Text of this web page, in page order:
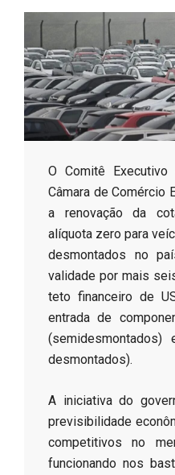
s
o
B
​O Comitê
Câmara de Comércio
a renovação da
alíquota zero para
desmontados no
validade por mais
teto financeiro de
entrada de
(semidesmontados)
desmontados).
​A iniciativa do
previsibilidade
competitivos no
funcionando nos